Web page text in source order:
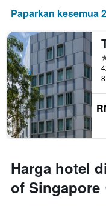
memaparkan
purata
harga
bilik
Paparkan kesemua
Harga hotel
of Singapore